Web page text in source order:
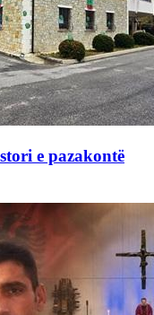
e pazakontë